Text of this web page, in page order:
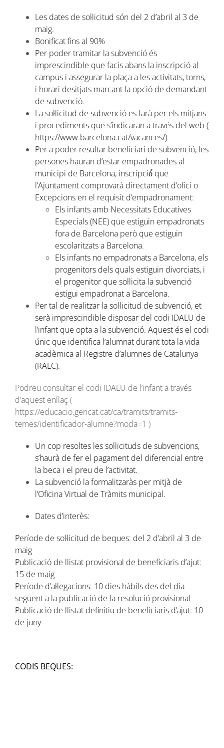
Les dates de sol·licitud són del 2 d’abril al 3 de
maig.
Bonificat fins al 90%
Per poder tramitar la subvenció és
imprescindible que facis abans la inscripció al
campus i assegurar la plaça a les activitats, torns,
i horari desitjats marcant la opció de demandant
de subvenció.
La sol·licitud de subvenció es farà per els mitjans
i procediments que s’indicaran a través del web (
https://www.barcelona.cat/vacances/)
Per a poder resultar beneficiari de subvenció, les
persones hauran d’estar empadronades al
municipi de Barcelona, inscripció́ que
l’Ajuntament comprovarà directament d’ofici o
Excepcions en el requisit d’empadronament:
Els infants amb Necessitats Educatives
Especials (NEE) que estiguin empadronats
fora de Barcelona però que estiguin
escolaritzats a Barcelona.
Els infants no empadronats a Barcelona, els
progenitors dels quals estiguin divorciats, i
el progenitor que sol·licita la subvenció
estigui empadronat a Barcelona.
Per tal de realitzar la sol·licitud de subvenció, et
serà imprescindible disposar del codi IDALU de
l’infant que opta a la subvenció. Aquest és el codi
únic que identifica l’alumnat durant tota la vida
acadèmica al Registre d’alumnes de Catalunya
(RALC).
Podreu consultar el codi IDALU de l’infant a través
d’aquest enllaç (
https://educacio.gencat.cat/ca/tramits/tramits-
temes/identificador-alumne?moda=1 )
Un cop resoltes les sol·licituds de subvencions,
s’haurà de fer el pagament del diferencial entre
la beca i el preu de l’activitat.
La subvenció la formalitzaràs per mitjà de
l’Oficina Virtual de Tràmits municipal.
Dates d’interès:
Període de sol·licitud de beques: del 2 d’abril al 3 de
maig
Publicació de llistat provisional de beneficiaris d’ajut:
15 de maig
Període d’al·legacions: 10 dies hàbils des del dia
següent a la publicació de la resolució provisional
Publicació de llistat definitiu de beneficiaris d’ajut: 10
de juny
CODIS BEQUES: